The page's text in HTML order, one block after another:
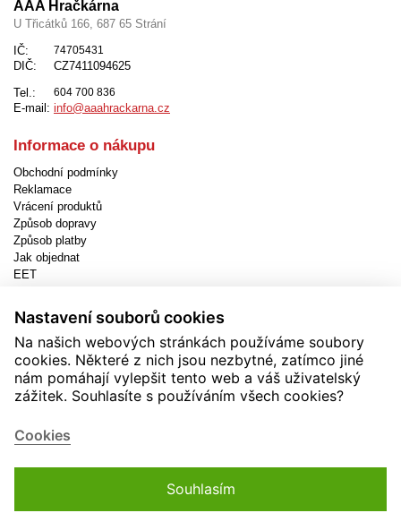
AAA Hračkárna
U Třicátků 166, 687 65 Strání
IČ:
74705431
DIČ:
CZ7411094625
Tel.:
604 700 836
E-mail: info@aaahrackarna.cz
Informace o nákupu
Obchodní podmínky
Reklamace
Vrácení produktů
Způsob dopravy
Způsob platby
Jak objednat
EET
Užitečné informace
Novinky
Akční produkty
Kontakty
Zásady používání cookies
Nastavení souborů cookies
Na našich webových stránkách používáme soubory
cookies. Některé z nich jsou nezbytné, zatímco jiné
nám pomáhají vylepšit tento web a váš uživatelský
zážitek. Souhlasíte s používáním všech cookies?
Cookies
Souhlasím